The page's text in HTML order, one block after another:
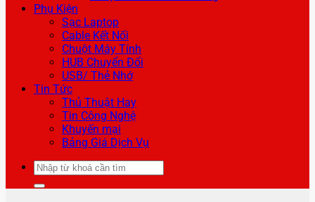
Phụ Kiện
Sạc Laptop
Cable Kết Nối
Chuột Máy Tính
HUB Chuyển Đổi
USB/ Thẻ Nhớ
Tin Tức
Thủ Thuật Hay
Tin Công Nghệ
Khuyến mại
Bảng Giá Dịch Vụ
Tìm
kiếm: